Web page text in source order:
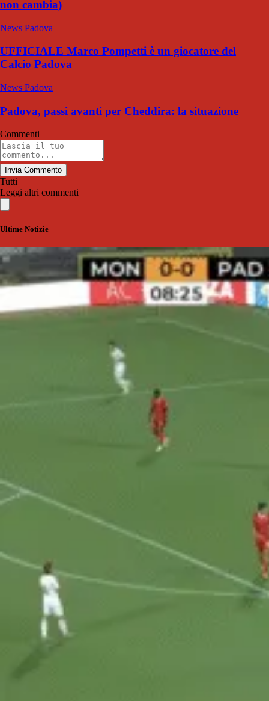
non cambia)
News Padova
UFFICIALE Marco Pompetti è un giocatore del
Calcio Padova
News Padova
Padova, passi avanti per Cheddira: la situazione
Commenti
Invia Commento
Tutti
Leggi altri commenti
Ultime Notizie